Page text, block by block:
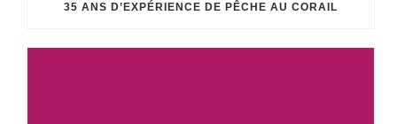
35 ANS D’EXPÉRIENCE DE PÊCHE AU CORAIL